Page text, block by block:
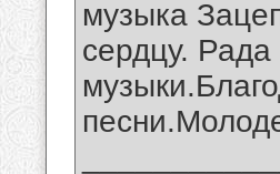
музыка
сердцу.